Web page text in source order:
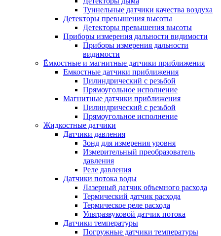
Туннельные датчики качества воздуха
Детекторы превышения высоты
Детекторы превышения высоты
Приборы измерения дальности видимости
Приборы измерения дальности
видимости
Ёмкостные и магнитные датчики приближения
Емкостные датчики приближения
Цилиндрический с резьбой
Прямоугольное исполнение
Магнитные датчики приближения
Цилиндрический с резьбой
Прямоугольное исполнение
Жидкостные датчики
Датчики давления
Зонд для измерения уровня
Измерительный преобразователь
давления
Реле давления
Датчики потока воды
Лазерный датчик объемного расхода
Термический датчик расхода
Термическое реле расхода
Ультразвуковой датчик потока
Датчики температуры
Погружные датчики температуры